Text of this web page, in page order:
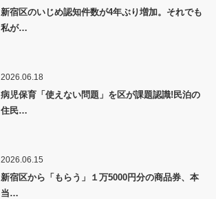
新宿区のいじめ認知件数が4年ぶり増加。それでも
私が…
2026.06.18
病児保育「使えない問題」を区が課題認識!民泊の
住民…
2026.06.15
新宿区から「もらう」１万5000円分の商品券、本
当…